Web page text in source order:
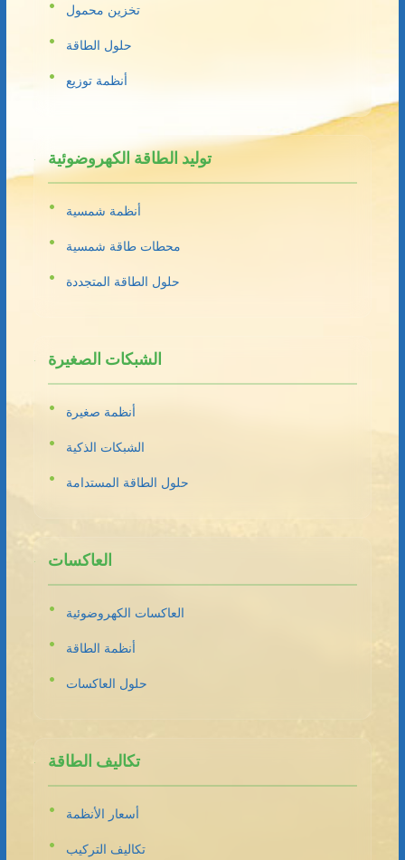
تخزين محمول
حلول الطاقة
أنظمة توزيع
توليد الطاقة الكهروضوئية
أنظمة شمسية
محطات طاقة شمسية
حلول الطاقة المتجددة
الشبكات الصغيرة
أنظمة صغيرة
الشبكات الذكية
حلول الطاقة المستدامة
العاكسات
العاكسات الكهروضوئية
أنظمة الطاقة
حلول العاكسات
تكاليف الطاقة
أسعار الأنظمة
تكاليف التركيب